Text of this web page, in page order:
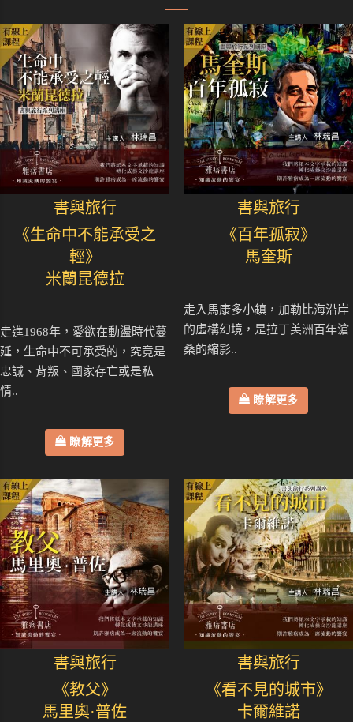
書與旅行
《生命中不能承受之
輕》
米蘭昆德拉
走進1968年，愛欲在動盪時代蔓
延，生命中不可承受的，究竟是
忠誠、背叛、國家存亡或是私
情..
瞭解更多
書與旅行
《百年孤寂》
馬奎斯
走入馬康多小鎮，加勒比海沿岸
的虛構幻境，是拉丁美洲百年滄
桑的縮影..
瞭解更多
書與旅行
《教父》
馬里奧·普佐
書與旅行
《看不見的城市》
卡爾維諾